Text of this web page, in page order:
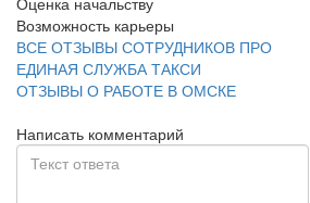
Возможность карьеры
ВСЕ ОТЗЫВЫ СОТРУДНИКОВ ПРО
ЕДИНАЯ СЛУЖБА ТАКСИ
ОТЗЫВЫ О РАБОТЕ В ОМСКЕ
Написать комментарий